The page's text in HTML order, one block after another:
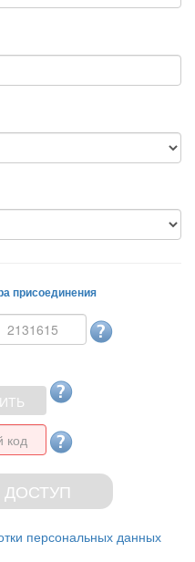
присоединения
персональных данных